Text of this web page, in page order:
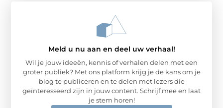
Meld u nu aan en deel uw verhaal!
Wil je jouw ideeën, kennis of verhalen delen met een
groter publiek? Met ons platform krijg je de kans om je
blog te publiceren en te delen met lezers die
geïnteresseerd zijn in jouw content. Schrijf mee en laat
je stem horen!